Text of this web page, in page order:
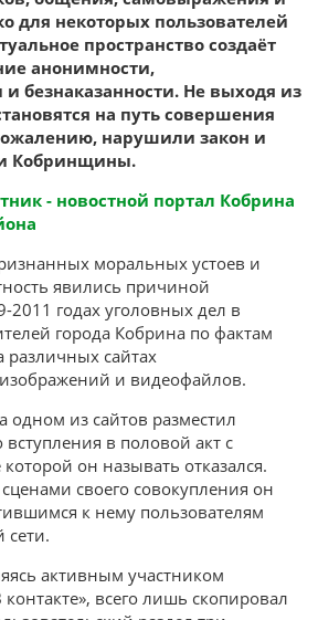
для некоторых пользователей
пространство создаёт
анонимности,
и безнаказанности. Не выходя из
на путь совершения
нарушили закон и
Кобринщины.
моральных устоев и
явились причиной
2011 годах уголовных дел в
города Кобрина по фактам
сайтах
и видеофайлов.
одном из сайтов разместил
вступления в половой акт с
он называть отказался.
своего совокупления он
к нему пользователям
сети.
активным участником
всего лишь скопировал